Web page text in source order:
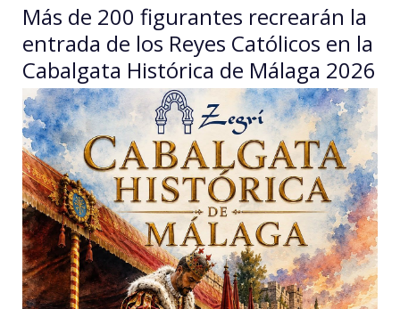
Más de 200 figurantes recrearán la
entrada de los Reyes Católicos en la
Cabalgata Histórica de Málaga 2026